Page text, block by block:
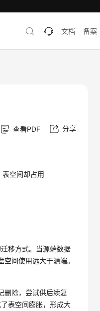
文档 备案
查看PDF 分享
空间却占用
移方式。当源端数据
间使用远大于源端。
删除，尝试供后续复
表空间膨胀，形成大